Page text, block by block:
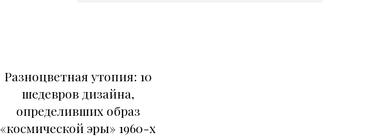
Разноцветная утопия: 10
шедевров дизайна,
определивших образ
«космической эры» 1960-х